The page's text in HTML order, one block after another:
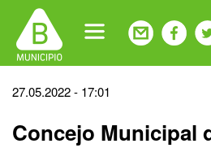
navigation
Back
top
27.05.2022 - 17:01
Concejo Municipal